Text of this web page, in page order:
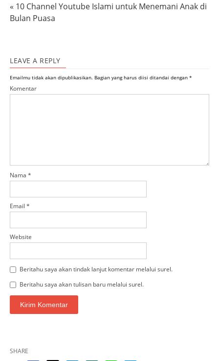
« 10 Channel Youtube Islami untuk Menemani Anak di
Bulan Puasa
LEAVE A REPLY
Emailmu tidak akan dipublikasikan. Bagian yang harus diisi ditandai dengan *
Komentar
Nama *
Email *
Website
Beritahu saya akan tindak lanjut komentar melalui surel.
Beritahu saya akan tulisan baru melalui surel.
SHARE